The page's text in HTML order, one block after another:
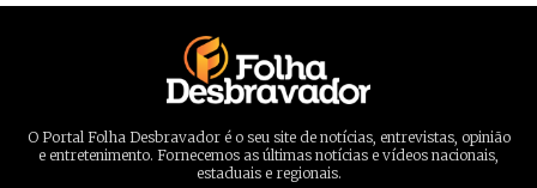
O Portal Folha Desbravador é o seu site de notícias, entrevistas, opinião
e entretenimento. Fornecemos as últimas notícias e vídeos nacionais,
estaduais e regionais.